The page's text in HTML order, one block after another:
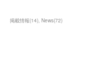
掲載情報(14) News(72)